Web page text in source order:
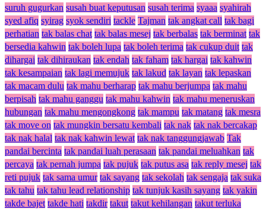
suruh gugurkan susah buat keputusan susah terima syaaa syahirah
syed afiq syirag syok sendiri tackle Tajman tak angkat call tak bagi
perhatian tak balas chat tak balas mesej tak berbalas tak berminat tak
bersedia kahwin tak boleh lupa tak boleh terima tak cukup duit tak
dihargai tak dihiraukan tak endah tak faham tak hargai tak kahwin
tak kesampaian tak lagi memujuk tak lakud tak layan tak lepaskan
tak macam dulu tak mahu berharap tak mahu berjumpa tak mahu
berpisah tak mahu ganggu tak mahu kahwin tak mahu meneruskan
hubungan tak mahu mengongkong tak mampu tak matang tak mesra
tak move on tak mungkin bersatu kembali tak nak tak nak bercakap
tak nak halal tak nak kahwin lewat tak nak tanggungjawab Tak
pandai bercinta tak pandai luah perasaan tak pandai meluahkan tak
percaya tak pernah jumpa tak pujuk tak putus asa tak reply mesej tak
reti pujuk tak sama umur tak sayang tak sekolah tak sengaja tak suka
tak tahu tak tahu lead relationship tak tunjuk kasih sayang tak yakin
takde bajet takde hati takdir takut takut kehilangan takut terluka